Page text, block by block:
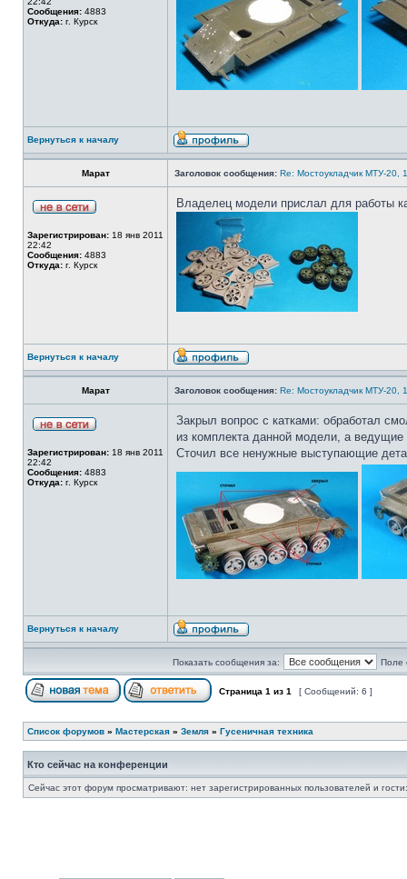
Сообщения: 4883
Откуда: г. Курск
Вернуться к началу
Марат Заголовок сообщения: Re: Мостоукладчик МТУ-20,
Зарегистрирован: 18 янв 2011
22:42
Сообщения: 4883
Откуда: г. Курск
Владелец модели прислал для работы
Вернуться к началу
Марат Заголовок сообщения: Re: Мостоукладчик МТУ-20,
Зарегистрирован: 18 янв 2011
22:42
Сообщения: 4883
Откуда: г. Курск
Закрыл вопрос с катками: обработал
из комплекта данной модели, а ведущие
Сточил все ненужные выступающие
Вернуться к началу
Показать сообщения за: Поле
Страница 1 из 1 [ Сообщений: 6 ]
Список форумов » Мастерская » Земля » Гусеничная техника
Кто сейчас на конференции
Сейчас этот форум просматривают: нет зарегистрированных пользователей и